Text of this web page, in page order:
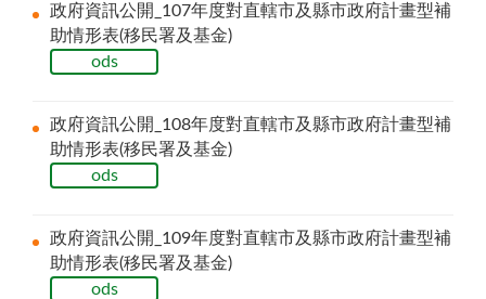
政府資訊公開_107年度對直轄市及縣市政府計畫型補
助情形表(移民署及基金)
ods
政府資訊公開_108年度對直轄市及縣市政府計畫型補
助情形表(移民署及基金)
ods
政府資訊公開_109年度對直轄市及縣市政府計畫型補
助情形表(移民署及基金)
ods